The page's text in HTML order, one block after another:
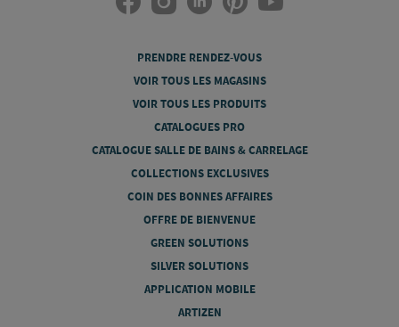
PRENDRE RENDEZ-VOUS
VOIR TOUS LES MAGASINS
VOIR TOUS LES PRODUITS
CATALOGUES PRO
CATALOGUE SALLE DE BAINS & CARRELAGE
COLLECTIONS EXCLUSIVES
COIN DES BONNES AFFAIRES
OFFRE DE BIENVENUE
GREEN SOLUTIONS
SILVER SOLUTIONS
APPLICATION MOBILE
ARTIZEN